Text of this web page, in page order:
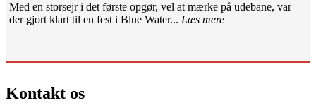
Med en storsejr i det første opgør, vel at mærke på udebane, var
der gjort klart til en fest i Blue Water... Læs mere
Kontakt os